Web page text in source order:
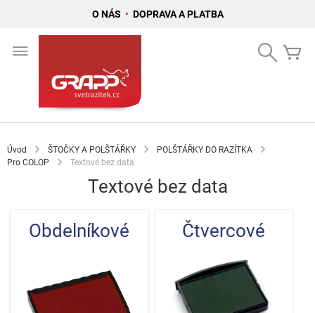
O NÁS • DOPRAVA A PLATBA
Search
Úvod ŠTOČKY A POLŠTÁŘKY
POLŠTÁŘKY DO RAZÍTKA
Pro COLOP
Textové bez data
Textové bez data
Obdelníkové Čtvercové